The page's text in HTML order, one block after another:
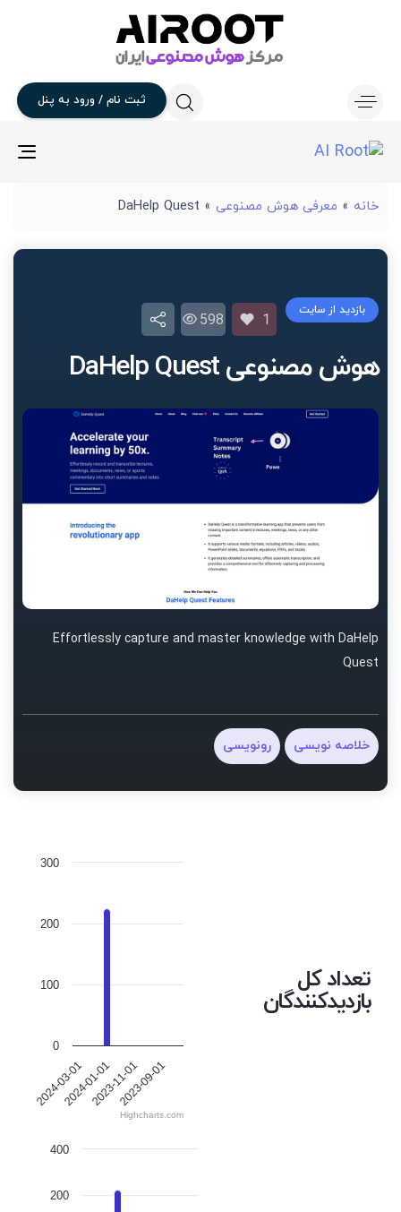
ثبت نام / ورود به پنل
خانه » معرفی هوش مصنوعی »
DaHelp Quest
هوش مصنوعی DaHelp Quest
بازدید از سایت
1
598
Effortlessly capture and master knowledge with DaHelp
Quest
خلاصه نویسی رونویسی
تعداد کل
بازدیدکنندگان
2024-03-012024-01-012023-11-012023-09-01
0
100
200
300
Highcharts.com
200
400